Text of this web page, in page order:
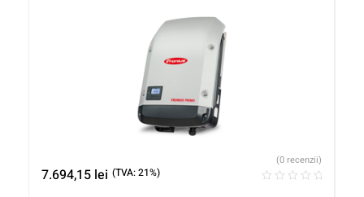
7.694,15 lei (TVA: 21%)
(0 recenzii)